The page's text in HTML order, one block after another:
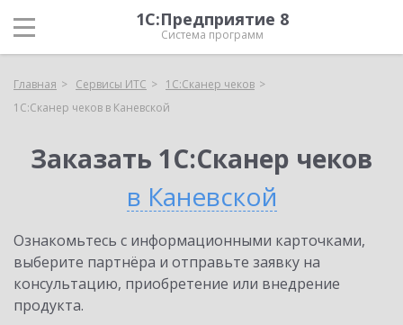
1С:Предприятие 8
Система программ
Главная Сервисы ИТС
1С:Сканер чеков
1С:Сканер чеков в Каневской
Заказать 1С:Сканер чеков
в Каневской
Ознакомьтесь с информационными карточками,
выберите партнёра и отправьте заявку на
консультацию, приобретение или внедрение
продукта.